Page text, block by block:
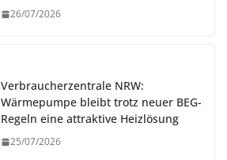
26/07/2026
Verbraucherzentrale NRW:
Wärmepumpe bleibt trotz neuer BEG-
Regeln eine attraktive Heizlösung
25/07/2026